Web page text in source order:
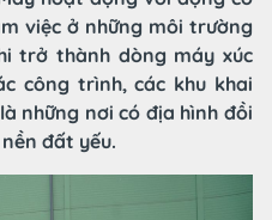
việc ở những môi trường
trở thành dòng máy xúc
công trình, các khu khai
những nơi có địa hình đồi
đất yếu.